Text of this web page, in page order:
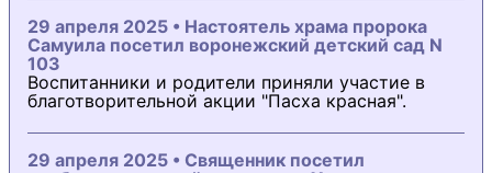
29 апреля 2025 • Настоятель храма пророка
Самуила посетил воронежский детский сад N
103
Воспитанники и родители приняли участие в
благотворительной акции "Пасха красная".
29 апреля 2025 • Священник посетил